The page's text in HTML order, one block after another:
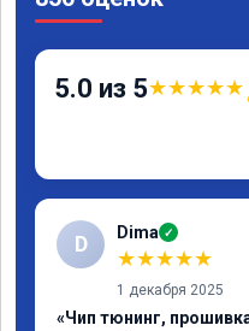
5.0 из 5★★★★★
D Dima ✓
★★★★★
1 декабря 2025
«Чип тюнинг,